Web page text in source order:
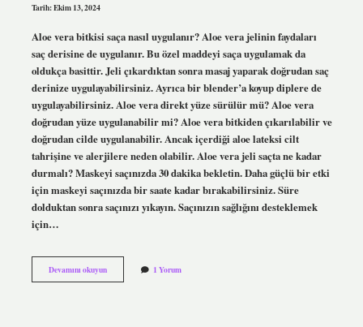
Tarih: Ekim 13, 2024
Aloe vera bitkisi saça nasıl uygulanır? Aloe vera jelinin faydaları
saç derisine de uygulanır. Bu özel maddeyi saça uygulamak da
oldukça basittir. Jeli çıkardıktan sonra masaj yaparak doğrudan saç
derinize uygulayabilirsiniz. Ayrıca bir blender’a koyup diplere de
uygulayabilirsiniz. Aloe vera direkt yüze sürülür mü? Aloe vera
doğrudan yüze uygulanabilir mi? Aloe vera bitkiden çıkarılabilir ve
doğrudan cilde uygulanabilir. Ancak içerdiği aloe lateksi cilt
tahrişine ve alerjilere neden olabilir. Aloe vera jeli saçta ne kadar
durmalı? Maskeyi saçınızda 30 dakika bekletin. Daha güçlü bir etki
için maskeyi saçınızda bir saate kadar bırakabilirsiniz. Süre
dolduktan sonra saçınızı yıkayın. Saçınızın sağlığını desteklemek
için…
Devamını okuyunAloe
Veranın
1 Yorum